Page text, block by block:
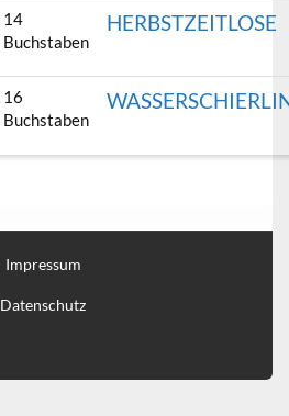
14
Buchstaben
HERBSTZEITLOSE
16
Buchstaben
Impressum
Datenschutz